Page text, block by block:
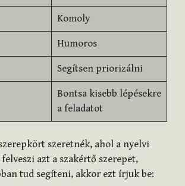
Komoly
Humoros
Segítsen priorizálni
Bontsa kisebb lépésekre
a feladatot
szeretnék, ahol a nyelvi
azt a szakértő szerepet,
tud segíteni, akkor ezt írjuk be: